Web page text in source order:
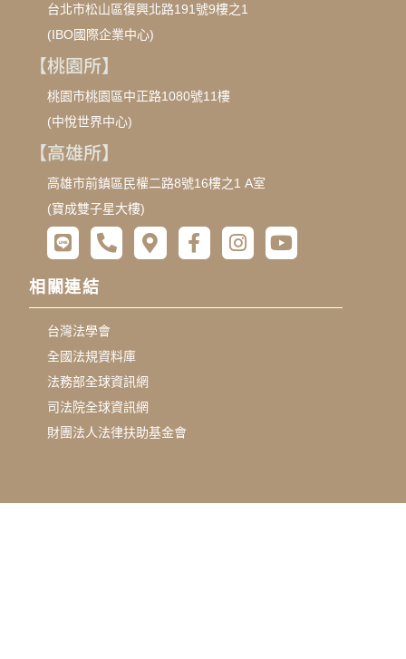
台北市松山區復興北路191號9樓之1
(IBO國際企業中心)
【桃園所】
桃園市桃園區中正路1080號11樓
(中悅世界中心)
【高雄所】
高雄市前鎮區民權二路8號16樓之1 A室
(寶成雙子星大樓)
相關連結
台灣法學會
全國法規資料庫
法務部全球資訊網
司法院全球資訊網
財團法人法律扶助基金會